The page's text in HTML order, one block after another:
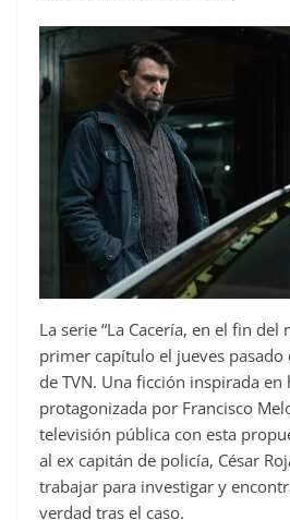
La serie “La Cacería, en el fin del
primer capítulo el jueves
de TVN. Una ficción inspirada en
protagonizada por Francisco
televisión pública con esta
al ex capitán de policía, César
trabajar para investigar y
verdad tras el caso.